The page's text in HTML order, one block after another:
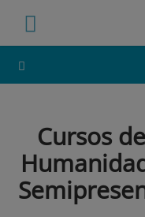
Cursos